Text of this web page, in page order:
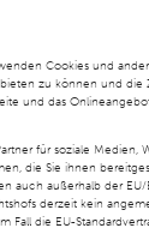
Cookies und
zu können und die
und das
für soziale Medien,
die Sie ihnen
auch außerhalb der EU/
derzeit kein
Fall die EU-